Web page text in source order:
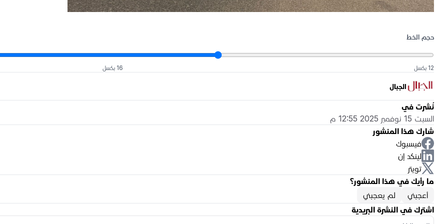
حجم الخط
12 بكسل 16 بكسل
الجبال
نُشرت في
السبت 15 نوفمبر 2025 12:55 م
شارك هذا المنشور
فيسبوك
لينكد إن
تويتر
ما رأيك في هذا المنشور؟
أعجبني
لم يعجبني
اشترك في النشرة البريدية